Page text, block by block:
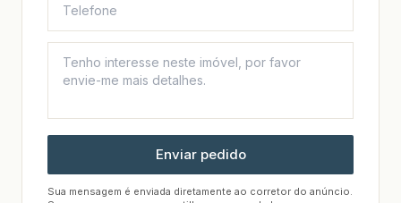
Enviar pedido
Sua mensagem é enviada diretamente ao corretor do anúncio.